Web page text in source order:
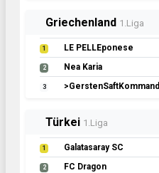
Griechenland 1.Liga
1 LE PELLEponese
2 Nea Karia
3
Türkei 1.Liga
1 Galatasaray SC
2 FC Dragon